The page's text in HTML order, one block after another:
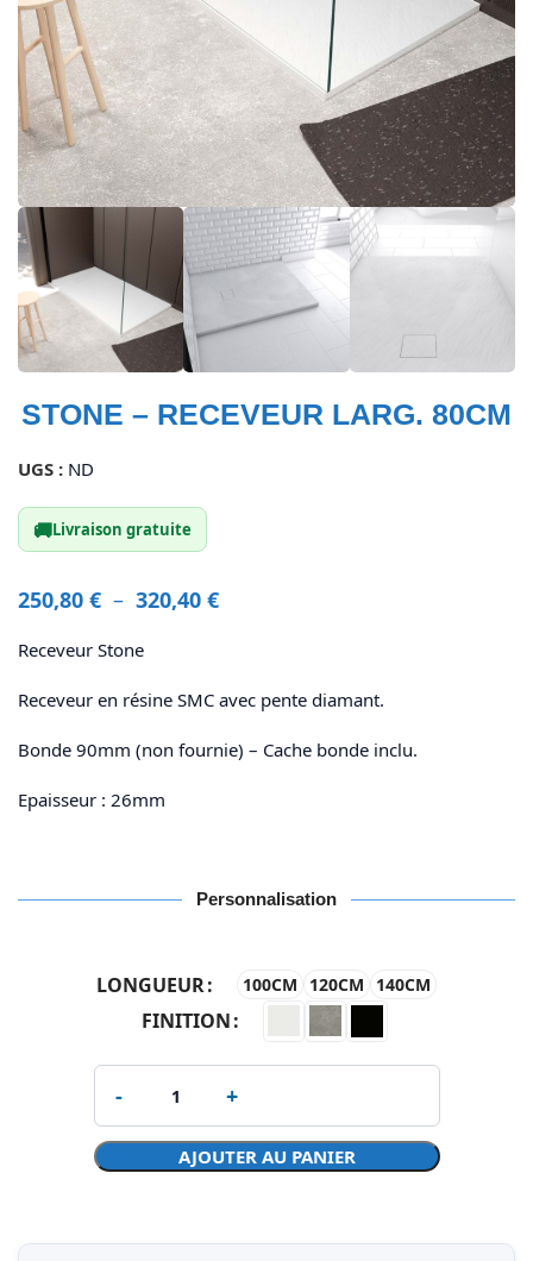
STONE – RECEVEUR LARG. 80CM
UGS : ND
🚚Livraison gratuite
250,80 € – 320,40 €
Receveur Stone
Receveur en résine SMC avec pente diamant.
Bonde 90mm (non fournie) – Cache bonde inclu.
Epaisseur : 26mm
Personnalisation
LONGUEUR 100CM 120CM 140CM
FINITION
AJOUTER AU PANIER